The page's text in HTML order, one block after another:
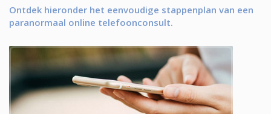
Ontdek hieronder het eenvoudige stappenplan van een
paranormaal online telefoonconsult.